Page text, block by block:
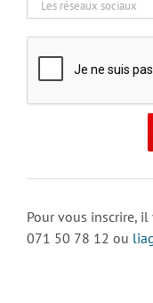
Pour vous inscrire,
071 50 78 12 ou